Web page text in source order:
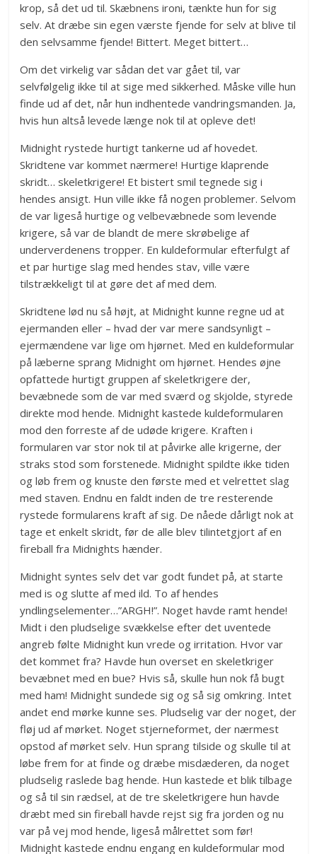
krop, så det ud til. Skæbnens ironi, tænkte hun for sig
selv. At dræbe sin egen værste fjende for selv at blive til
den selvsamme fjende! Bittert. Meget bittert…
Om det virkelig var sådan det var gået til, var
selvfølgelig ikke til at sige med sikkerhed. Måske ville hun
finde ud af det, når hun indhentede vandringsmanden. Ja,
hvis hun altså levede længe nok til at opleve det!
Midnight rystede hurtigt tankerne ud af hovedet.
Skridtene var kommet nærmere! Hurtige klaprende
skridt… skeletkrigere! Et bistert smil tegnede sig i
hendes ansigt. Hun ville ikke få nogen problemer. Selvom
de var ligeså hurtige og velbevæbnede som levende
krigere, så var de blandt de mere skrøbelige af
underverdenens tropper. En kuldeformular efterfulgt af
et par hurtige slag med hendes stav, ville være
tilstrækkeligt til at gøre det af med dem.
Skridtene lød nu så højt, at Midnight kunne regne ud at
ejermanden eller – hvad der var mere sandsynligt –
ejermændene var lige om hjørnet. Med en kuldeformular
på læberne sprang Midnight om hjørnet. Hendes øjne
opfattede hurtigt gruppen af skeletkrigere der,
bevæbnede som de var med sværd og skjolde, styrede
direkte mod hende. Midnight kastede kuldeformularen
mod den forreste af de udøde krigere. Kraften i
formularen var stor nok til at påvirke alle krigerne, der
straks stod som forstenede. Midnight spildte ikke tiden
og løb frem og knuste den første med et velrettet slag
med staven. Endnu en faldt inden de tre resterende
rystede formularens kraft af sig. De nåede dårligt nok at
tage et enkelt skridt, før de alle blev tilintetgjort af en
fireball fra Midnights hænder.
Midnight syntes selv det var godt fundet på, at starte
med is og slutte af med ild. To af hendes
yndlingselementer…”ARGH!”. Noget havde ramt hende!
Midt i den pludselige svækkelse efter det uventede
angreb følte Midnight kun vrede og irritation. Hvor var
det kommet fra? Havde hun overset en skeletkriger
bevæbnet med en bue? Hvis så, skulle hun nok få bugt
med ham! Midnight sundede sig og så sig omkring. Intet
andet end mørke kunne ses. Pludselig var der noget, der
fløj ud af mørket. Noget stjerneformet, der nærmest
opstod af mørket selv. Hun sprang tilside og skulle til at
løbe frem for at finde og dræbe misdæderen, da noget
pludselig raslede bag hende. Hun kastede et blik tilbage
og så til sin rædsel, at de tre skeletkrigere hun havde
dræbt med sin fireball havde rejst sig fra jorden og nu
var på vej mod hende, ligeså målrettet som før!
Midnight kastede endnu engang en kuldeformular mod